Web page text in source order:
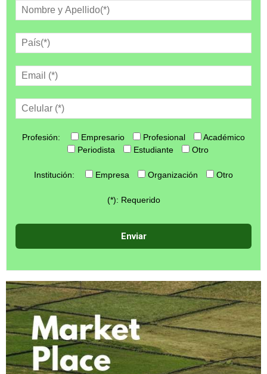
Profesión: Empresario Profesional
Académico
Periodista
Estudiante Otro
Institución: Empresa Organización Otro
(*): Requerido